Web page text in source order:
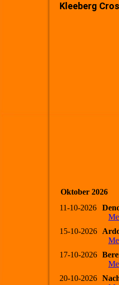
Kleeberg
Oktober 2026
11-10-2026
15-10-2026
17-10-2026
20-10-2026